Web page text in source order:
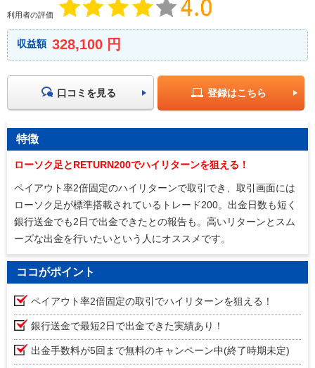
利用者の評価
収益額 328,100 円
口コミを見る 登録はこちら
特徴
ローソク足とRETURN200でハイリターンを狙える！
ペイアウト率2倍固定のハイリターンで取引でき、取引画面には
ローソク足が標準搭載されているトレード200。出金日数も短く
銀行送金でも2日で出金できたとの報告も。高いリターンとスム
ーズな出金を行いたいという人にオススメです。
ココがポイント
ペイアウト率2倍固定の取引でハイリターンを狙える！
銀行送金で最短2日で出金できた実績あり！
出金手数料が5回まで無料のキャンペーン中(終了時期未定)